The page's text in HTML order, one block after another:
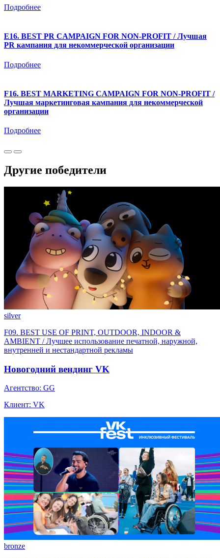
Подробнее
E16. BEST PR CAMPAIGN FOR NON-PROFIT / Лучшая
PR кампания для некоммерческой организации
Подробнее
F16. BEST MARKETING CAMPAIGN FOR NON-PROFIT /
Лучшая маркетинговая кампания для некоммерческой
организации
Подробнее
Другие победители
silver
F09. BEST USE OF PRINT, OUTDOOR, INDOOR &
AMBIENT / Лучшее использование печатной, наружной,
внутренней и нестандартной рекламы
Новогодний вендинг VK
Агентство: GG
Клиент: VK
bronze